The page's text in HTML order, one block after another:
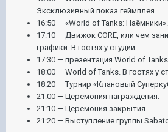
Эксклюзивный показ геймплея.
16:50 — «World of Tanks: Наёмники».
17:10 — Движок CORE, или чем
графики. В гостях у студии.
17:30 — презентация World of
18:00 — World of Tanks. В гостях у
18:20 — Турнир «Клановый
21:00 — Церемония награждения.
21:10 — Церемония закрытия.
21:20 — Выступление группы